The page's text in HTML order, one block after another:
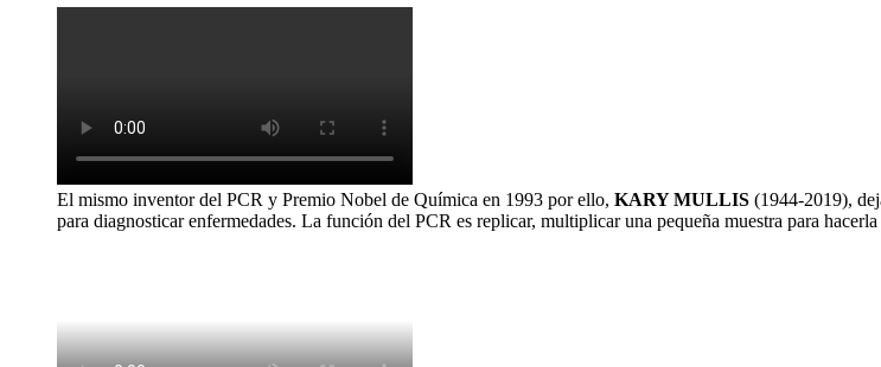
El mismo inventor del PCR y Premio Nobel de Química en 1993 por ello, KARY MULLIS (1944-2019),
para diagnosticar enfermedades. La función del PCR es replicar, multiplicar una pequeña muestra para